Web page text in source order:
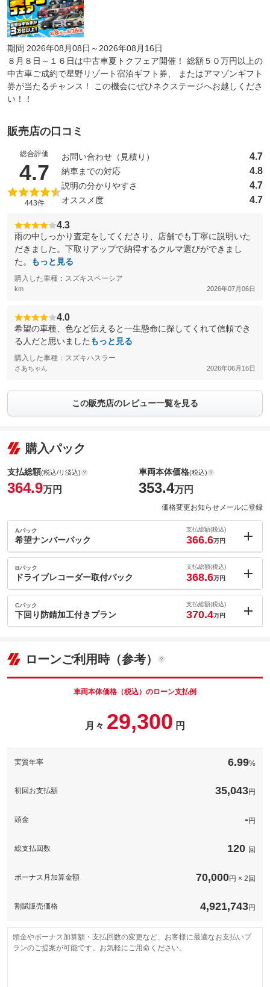
期間 2026年08月08日～2026年08月16日
８月８日～１６日は中古車夏トクフェア開催！ 総額５０万円以上の
中古車ご成約で星野リゾート宿泊ギフト券、 またはアマゾンギフト
券が当たるチャンス！ この機会にぜひネクステージへお越しくださ
い！！
販売店の口コミ
総合評価
4.7 （5点満点中）
443件
お問い合わせ（見積り） 4.7
納車までの対応 4.8
説明の分かりやすさ 4.7
オススメ度 4.7
4.3
雨の中しっかり査定をしてくださり、店舗でも丁寧に説明いた
だきました。下取りアップで納得するクルマ選びができまし
た。
もっと見る
購入した車種：スズキスペーシア
km 2026年07月06日
4.0
希望の車種、色など伝えると一生懸命に探してくれて信頼でき
る人だと思いました もっと見る
購入した車種：スズキハスラー
さあちゃん 2026年06月16日
この販売店のレビュー一覧を見る
購入パック
支払総額(税込/リ済込)
364.9万円
車両本体価格(税込)
353.4万円
価格変更お知らせメールに登録
Aパック
希望ナンバーパック
支払総額(税込)
366.6万円
内：オプシ
ョン価格
(税込)
車両本体価
353.4万円
このパックの見積もり依頼（無料）
Bパック
ドライブレコーダー取付パック
支払総額(税込)
368.6万円
内：オプシ
ョン価格
(税込)
車両本体価
パック内容
Cパック
下回り防錆加工付きプラン
支払総額(税込)
370.4万円
車両本体価
353.4
このパックの見積もり依頼（無料）
ローンご利用時（参考）
車両本体価格（税込）のローン支払例
月々 29,300 円
実質年率 6.99%
初回お支払額 35,043円
頭金 -円
総支払回数 120 回
ボーナス月加算金額 70,000円 × 2回
割賦販売価格 4,921,743円
頭金やボーナス加算額・支払回数の変更など、お客様に最適なお支払いプ
ランのご提案が可能です。お気軽にご用命ください。